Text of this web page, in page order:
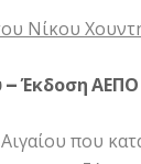
Νίκου
Έκδοση
που